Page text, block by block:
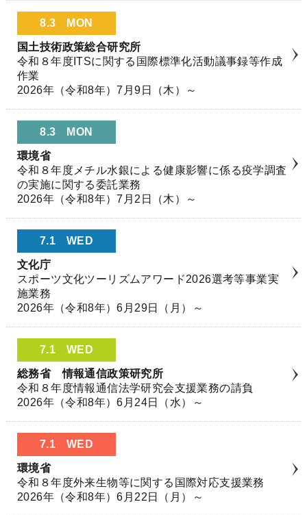
8.3 MON
国土技術政策総合研究所
令和８年度ITSに関する国際標準化活動議事録等作成
作業
2026年（令和8年）7月9日（木）～
8.3 MON
環境省
令和８年度メチル水銀による健康影響に係る疫学調査
の実施に関する委託業務
2026年（令和8年）7月2日（木）～
7.1 WED
文化庁
スポーツ文化ツーリズムアワード2026選考等事業実
施業務
2026年（令和8年）6月29日（月）～
7.1 WED
総務省 情報通信政策研究所
令和８年度情報通信法学研究会支援業務の請負
2026年（令和8年）6月24日（水）～
7.1 WED
環境省
令和８年度外来生物等に関する国際対応支援業務
2026年（令和8年）6月22日（月）～